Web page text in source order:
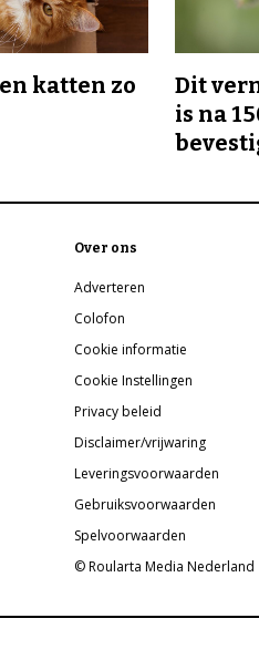
katten zo
Dit
is na
Over ons
Adverteren
Colofon
Cookie informatie
Cookie Instellingen
Privacy beleid
Disclaimer/vrijwaring
Leveringsvoorwaarden
Gebruiksvoorwaarden
Spelvoorwaarden
© Roularta Media Nederland